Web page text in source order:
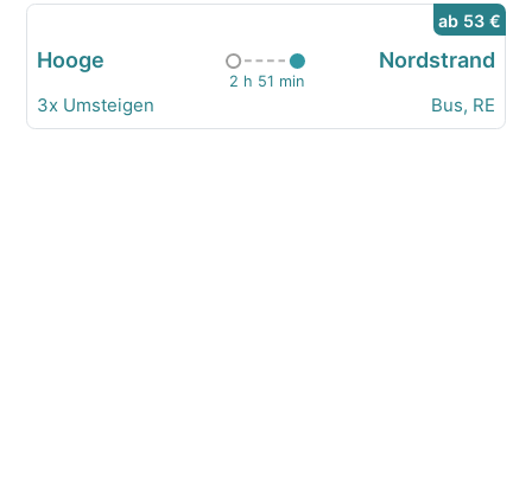
ab 53 €
Hooge
2 h 51 min
Nordstrand
3x Umsteigen Bus, RE